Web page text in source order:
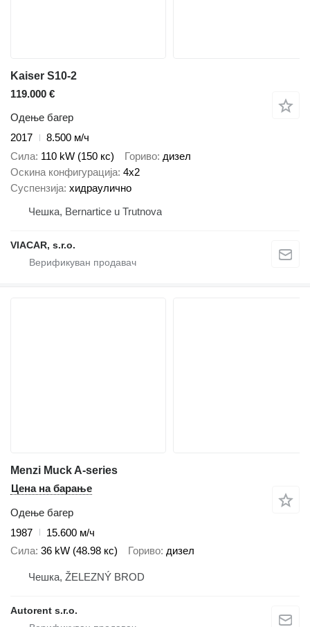
Kaiser S10-2
119.000 €
Одење багер
2017
8.500 м/ч
Сила 110 kW (150 кс) Гориво дизел
Оскина конфигурација 4x2
Суспензија хидраулично
Чешка, Bernartice u Trutnova
VIACAR, s.r.o.
Menzi Muck A-series
Цена на барање
Одење багер
1987
15.600 м/ч
Сила 36 kW (48.98 кс) Гориво дизел
Чешка, ŽELEZNÝ BROD
Autorent s.r.o.